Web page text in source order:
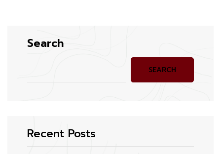
Search
SEARCH
Recent Posts